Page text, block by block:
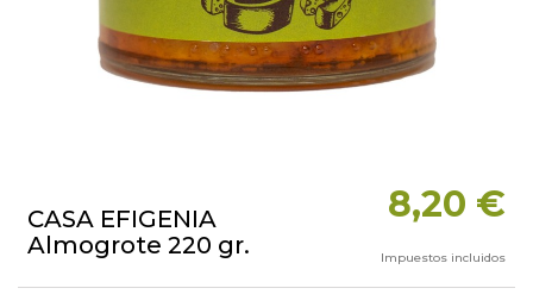
CASA EFIGENIA
Almogrote 220 gr.
8,20 €
Impuestos incluidos